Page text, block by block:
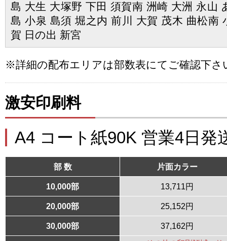
島 大生 大塚野 下田 須賀南 洲崎 大洲 永山
島 小泉 島須 堀之内 前川 大賀 茂木 曲松南
賀 日の出 新宮
※詳細の配布エリアは部数表にてご確認下さ
激安印刷料
A4 コート紙90K 営業4日発
部 数 片面カラー
10,000部 13,711円
20,000部 25,152円
30,000部
37,162円